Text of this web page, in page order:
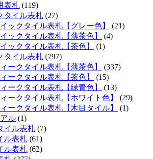
表札 (119)
タイル表札 (27)
ックタイル表札【グレー色】
(21)
ックタイル表札【薄茶色】
(4)
ックタイル表札【茶色】
(1)
タイル表札 (797)
ークタイル表札【薄茶色】
(337)
ークタイル表札【茶色】
(15)
ークタイル表札【緑青色】
(13)
ークタイル表札【ホワイト色】
(29)
ークタイル表札【木目タイル】
(1)
ル (1)
イル表札 (7)
ル表札 (61)
ル表札 (62)